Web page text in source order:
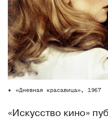
«Дневная красавица», 1967
«Искусство кино»